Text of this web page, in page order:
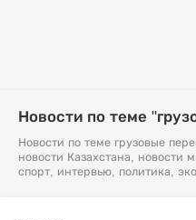
Новости по теме
Новости по теме грузовые
новости Казахстана, новости
спорт, интервью, политика,